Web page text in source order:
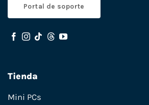
Portal de soporte
Tienda
Mini PCs